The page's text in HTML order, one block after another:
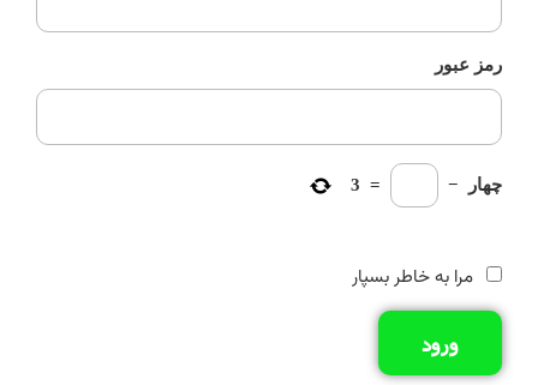
رمز عبور
چهار −
=
3
مرا به خاطر بسپار
ورود